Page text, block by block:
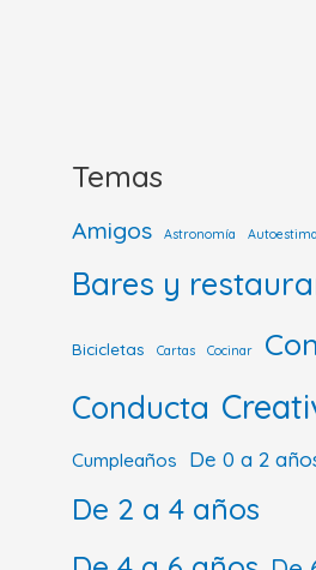
Temas
Amigos Astronomía Autoestima
Bares y
Bicicletas Cartas Cocinar
Conducta
Cumpleaños De 0 a 2
De 2 a 4 años